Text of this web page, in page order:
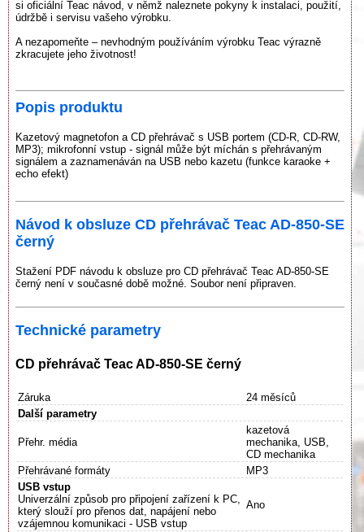
si oficiální Teac návod, v němž naleznete pokyny k instalaci, použití,
údržbě i servisu vašeho výrobku.
A nezapomeňte – nevhodným používáním výrobku Teac výrazně
zkracujete jeho životnost!
Popis produktu
Kazetový magnetofon a CD přehrávač s USB portem (CD-R, CD-RW,
MP3); mikrofonní vstup - signál může být míchán s přehrávaným
signálem a zaznamenáván na USB nebo kazetu (funkce karaoke +
echo efekt)
Návod k obsluze CD přehrávač Teac AD-850-SE
černý
Stažení PDF návodu k obsluze pro CD přehrávač Teac AD-850-SE
černý není v současné době možné. Soubor není připraven.
Technické parametry
CD přehrávač Teac AD-850-SE černý
Záruka
24 měsíců
Další parametry
Přehr. média
kazetová
mechanika, USB,
CD mechanika
Přehrávané formáty
MP3
USB vstup
Univerzální způsob pro připojení zařízení k PC,
který slouží pro přenos dat, napájení nebo
vzájemnou komunikaci - USB vstup
Ano